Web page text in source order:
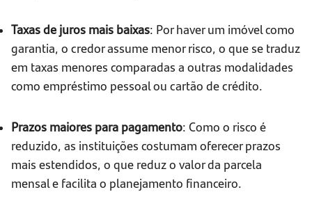
Taxas de juros mais baixas: Por haver um imóvel como
garantia, o credor assume menor risco, o que se traduz
em taxas menores comparadas a outras modalidades
como empréstimo pessoal ou cartão de crédito.
Prazos maiores para pagamento: Como o risco é
reduzido, as instituições costumam oferecer prazos
mais estendidos, o que reduz o valor da parcela
mensal e facilita o planejamento financeiro.